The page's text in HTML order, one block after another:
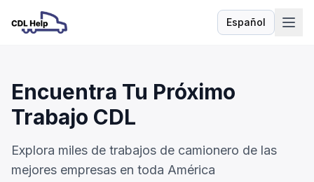
Español
Idioma
Encuentra Tu Próximo
Trabajo CDL
Explora miles de trabajos de camionero de las
mejores empresas en toda América